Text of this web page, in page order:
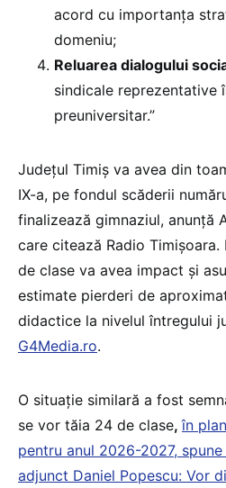
acord cu importanța
domeniu;
Reluarea dialogului
sindicale reprezentative
preuniversitar.”
Județul Timiș va avea din
IX-a, pe fondul scăderii
finalizează gimnaziul, anunță
care citează Radio Timișoara.
de clase va avea impact și
estimate pierderi de
didactice la nivelul întregului
G4Media.ro.
O situație similară a fost
se vor tăia 24 de clase,în
pentru anul 2026-2027,
adjunct Daniel Popescu: Vor